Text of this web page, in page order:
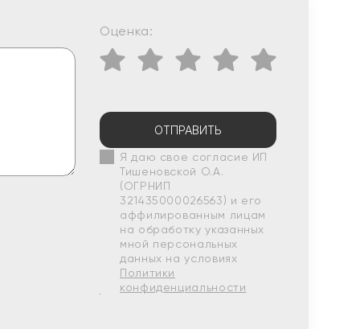
Оценка:
ОТПРАВИТЬ
Я даю свое согласие ИП
Тишеновской О.А.
(ОГРНИП
321435000026563) и его
аффилированным лицам
на обработку указанных
мной персональных
данных на условиях
Политики
конфиденциальности